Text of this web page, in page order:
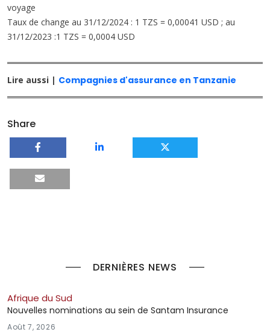
voyage
Taux de change au 31/12/2024 : 1 TZS = 0,00041 USD ; au
31/12/2023 :1 TZS = 0,0004 USD
Lire aussi | Compagnies d'assurance en Tanzanie
Share
DERNIÈRES NEWS
Afrique du Sud
Nouvelles nominations au sein de Santam Insurance
Août 7, 2026